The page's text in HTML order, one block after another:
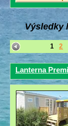
Výsledky
1 2
Lanterna